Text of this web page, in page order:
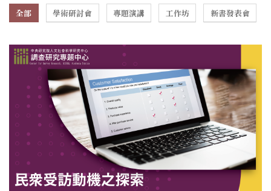
全部 學術研討會 專題演講 工作坊 新書發表會